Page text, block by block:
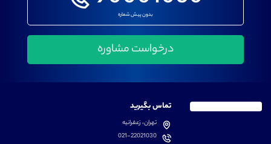
بدون پیش شماره
تماس بگیرید
تهران، زعفرانیه
021-22021030